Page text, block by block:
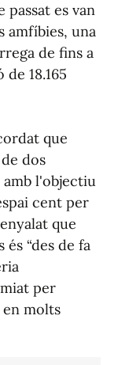
es van
amfíbies, una
de fins a
18.165
que
dos
l'objectiu
cent per
que
“des de fa
per
molts